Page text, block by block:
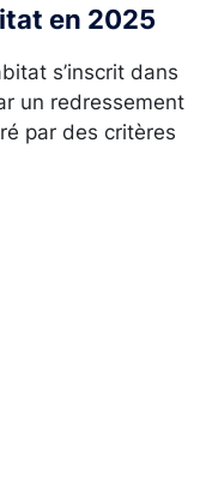
en 2025
s’inscrit dans
un redressement
par des critères